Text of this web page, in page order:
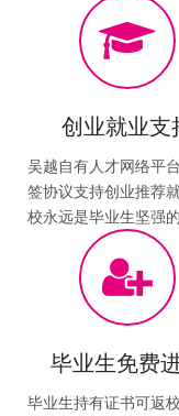
创业就业支
吴越自有人才网络平
签协议支持创业推荐
校永远是毕业生坚强的
毕业生免费
毕业生持有证书可返